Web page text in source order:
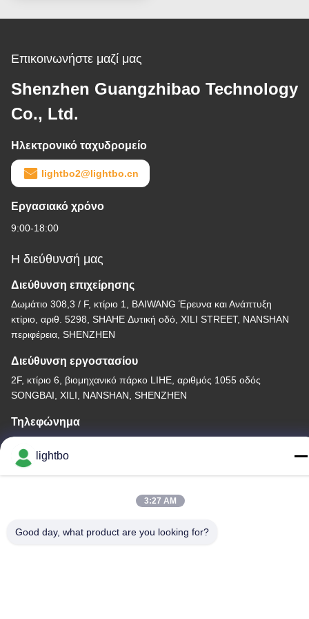
Επικοινωνήστε μαζί μας
Shenzhen Guangzhibao Technology
Co., Ltd.
Ηλεκτρονικό ταχυδρομείο
lightbo2@lightbo.cn
Εργασιακό χρόνο
9:00-18:00
Η διεύθυνσή μας
Διεύθυνση επιχείρησης
Δωμάτιο 308,3 / F, κτίριο 1, BAIWANG Έρευνα και Ανάπτυξη
κτίριο, αριθ. 5298, SHAHE Δυτική οδό, XILI STREET, NANSHAN
περιφέρεια, SHENZHEN
Διεύθυνση εργοστασίου
2F, κτίριο 6, βιομηχανικό πάρκο LIHE, αριθμός 1055 οδός
SONGBAI, XILI, NANSHAN, SHENZHEN
Τηλεφώνημα
86-755-83983496
Προμηθευτής. -2026 Shenzhen Guangzhibao Technology Co.,
lightbo
3:27 AM
Good day, what product are you looking for?